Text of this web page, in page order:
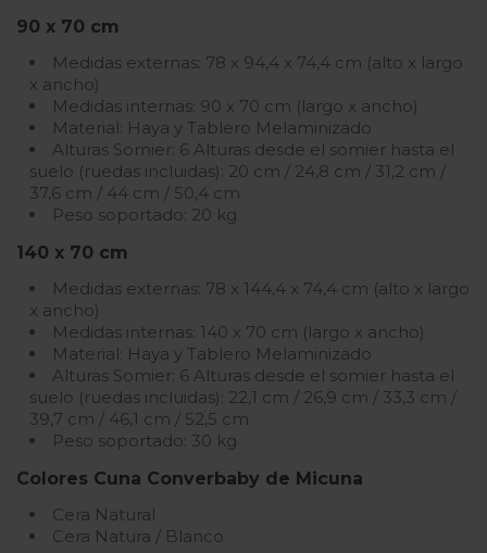
90 x 70 cm
Medidas externas: 78 x 94,4 x 74,4 cm (alto x largo
x ancho)
Medidas internas: 90 x 70 cm (largo x ancho)
Material: Haya y Tablero Melaminizado
Alturas Somier: 6 Alturas desde el somier hasta el
suelo (ruedas incluidas): 20 cm / 24,8 cm / 31,2 cm /
37,6 cm / 44 cm / 50,4 cm
Peso soportado: 20 kg
140 x 70 cm
Medidas externas: 78 x 144,4 x 74,4 cm (alto x largo
x ancho)
Medidas internas: 140 x 70 cm (largo x ancho)
Material: Haya y Tablero Melaminizado
Alturas Somier: 6 Alturas desde el somier hasta el
suelo (ruedas incluidas): 22,1 cm / 26,9 cm / 33,3 cm /
39,7 cm / 46,1 cm / 52,5 cm
Peso soportado: 30 kg
Colores Cuna Converbaby de Micuna
Cera Natural
Cera Natura / Blanco